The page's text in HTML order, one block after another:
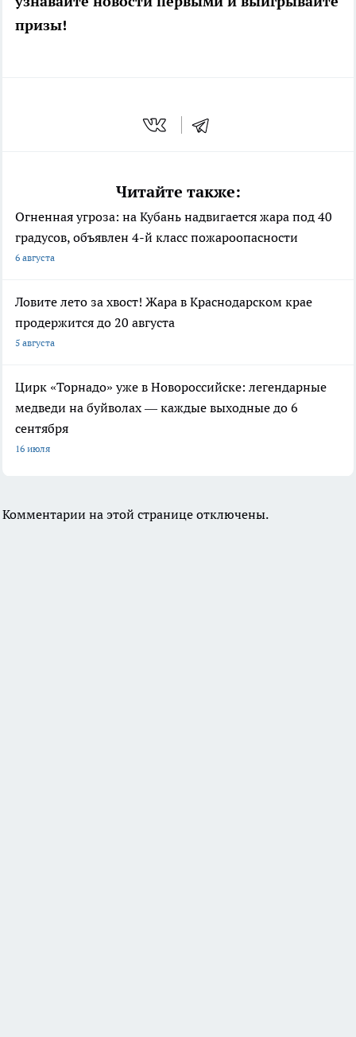
призы!
Читайте также:
Огненная угроза: на Кубань надвигается жара под 40
градусов, объявлен 4-й класс пожароопасности
6 августа
Ловите лето за хвост! Жара в Краснодарском крае
продержится до 20 августа
5 августа
Цирк «Торнадо» уже в Новороссийске: легендарные
медведи на буйволах — каждые выходные до 6
сентября
16 июля
Комментарии на этой странице отключены.